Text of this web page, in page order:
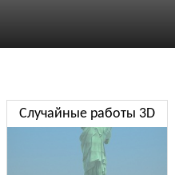
Случайные работы 3D